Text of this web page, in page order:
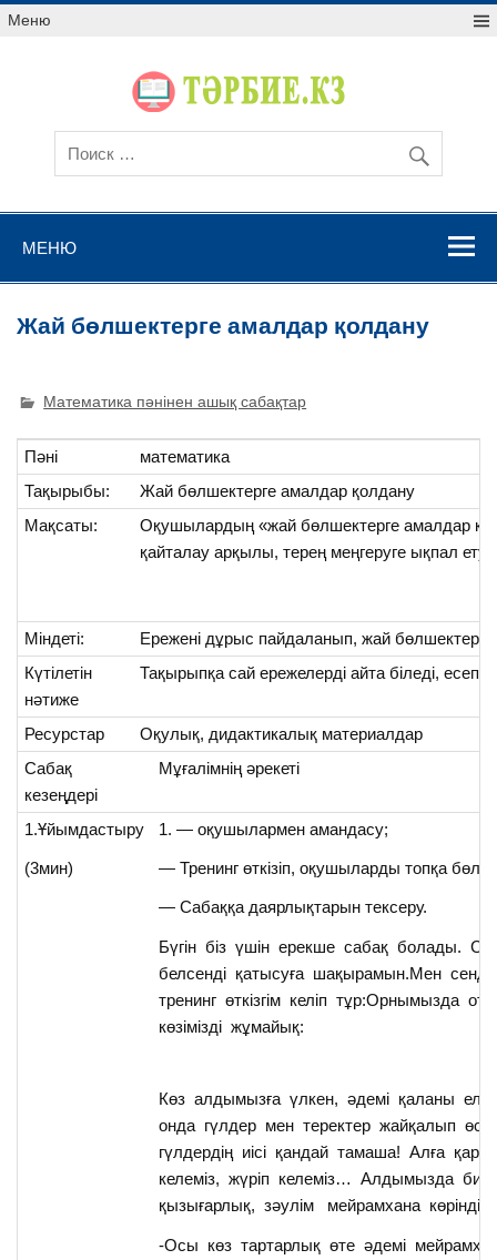
Меню
МЕНЮ
Жай бөлшектерге амалдар қолдану
Математика пәнінен ашық сабақтар
Пәні
математика
Тақырыбы:
Жай бөлшектерге амалдар қолдану
Мақсаты:
Оқушылардың «жай бөлшектерге амалдар
қайталау арқылы, терең меңгеруге ықпал ету.
Міндеті:
Ережені дұрыс пайдаланып, жай
Күтілетін
нәтиже
Тақырыпқа сай ережелерді айта біледі,
Ресурстар
Оқулық, дидактикалық материалдар
Сабақ
кезеңдері
Мұғалімнің әрекеті
1.Ұйымдастыру
(3мин)
1. — оқушылармен амандасу;
— Тренинг өткізіп, оқушыларды топқа бөлу
— Сабаққа даярлықтарын тексеру.
Бүгін біз үшін ерекше сабақ болады.
белсенді қатысуға шақырамын.Мен
тренинг өткізгім келіп тұр:Орнымызда
көзімізді жұмайық:
Көз алдымызға үлкен, әдемі қаланы
онда гүлдер мен теректер жайқалып
гүлдердің иісі қандай тамаша! Алға
келеміз, жүріп келеміз… Алдымызда
қызығарлық, зәулім мейрамхана көрінді.
-Осы көз тартарлық өте әдемі